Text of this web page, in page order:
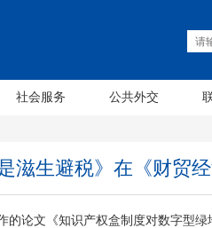
社会服务 公共外交
滋生避税》在《财贸
论文《知识产权盒制度对数字型绿